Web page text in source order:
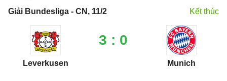
Giải Bundesliga - CN, 11/2 Kết thúc
Leverkusen
3 : 0
Munich